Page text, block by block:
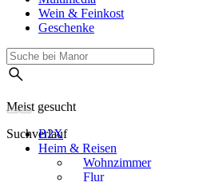
Wein & Feinkost
Geschenke
Meist gesucht
Suchverlauf
B2X
Heim & Reisen
Wohnzimmer
Flur